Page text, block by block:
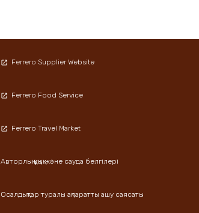
Ferrero Supplier Website
Ferrero Food Service
Ferrero Travel Market
Авторлық құқық және сауда белгілері
Осалдықтар туралы ақпаратты ашу саясаты